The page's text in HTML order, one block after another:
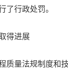
了行政处罚。
得进展
量法规制度和技